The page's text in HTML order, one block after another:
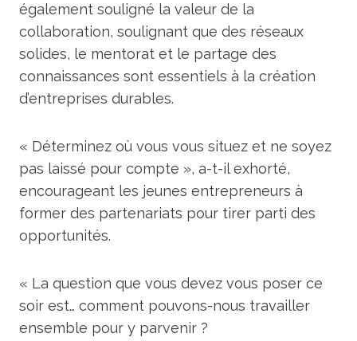
également souligné la valeur de la
collaboration, soulignant que des réseaux
solides, le mentorat et le partage des
connaissances sont essentiels à la création
d’entreprises durables.
« Déterminez où vous vous situez et ne soyez
pas laissé pour compte », a-t-il exhorté,
encourageant les jeunes entrepreneurs à
former des partenariats pour tirer parti des
opportunités.
« La question que vous devez vous poser ce
soir est… comment pouvons-nous travailler
ensemble pour y parvenir ?